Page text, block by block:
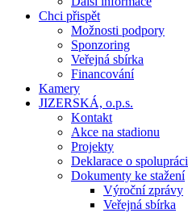
Chci přispět
Možnosti podpory
Sponzoring
Veřejná sbírka
Financování
Kamery
JIZERSKÁ, o.p.s.
Kontakt
Akce na stadionu
Projekty
Deklarace o spolupráci
Dokumenty ke stažení
Výroční zprávy
Veřejná sbírka